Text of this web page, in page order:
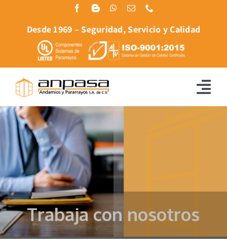
Desde 1969 – Seguridad, Servicio y Calidad
Proyectos
Ubicaciones
Trabaja con nosotros